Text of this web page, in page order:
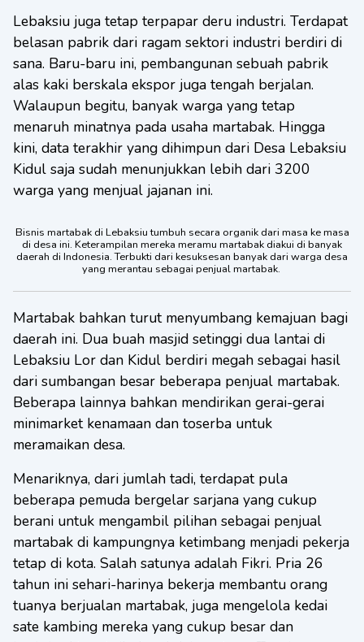
Lebaksiu juga tetap terpapar deru industri. Terdapat
belasan pabrik dari ragam sektori industri berdiri di
sana. Baru-baru ini, pembangunan sebuah pabrik
alas kaki berskala ekspor juga tengah berjalan.
Walaupun begitu, banyak warga yang tetap
menaruh minatnya pada usaha martabak. Hingga
kini, data terakhir yang dihimpun dari Desa Lebaksiu
Kidul saja sudah menunjukkan lebih dari 3200
warga yang menjual jajanan ini.
Bisnis martabak di Lebaksiu tumbuh secara organik dari masa ke masa
di desa ini. Keterampilan mereka meramu martabak diakui di banyak
daerah di Indonesia. Terbukti dari kesuksesan banyak dari warga desa
yang merantau sebagai penjual martabak.
Martabak bahkan turut menyumbang kemajuan bagi
daerah ini. Dua buah masjid setinggi dua lantai di
Lebaksiu Lor dan Kidul berdiri megah sebagai hasil
dari sumbangan besar beberapa penjual martabak.
Beberapa lainnya bahkan mendirikan gerai-gerai
minimarket kenamaan dan toserba untuk
meramaikan desa.
Menariknya, dari jumlah tadi, terdapat pula
beberapa pemuda bergelar sarjana yang cukup
berani untuk mengambil pilihan sebagai penjual
martabak di kampungnya ketimbang menjadi pekerja
tetap di kota. Salah satunya adalah Fikri. Pria 26
tahun ini sehari-harinya bekerja membantu orang
tuanya berjualan martabak, juga mengelola kedai
sate kambing mereka yang cukup besar dan